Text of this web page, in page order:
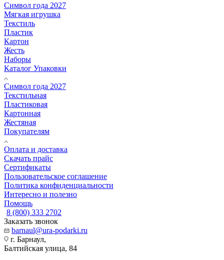
Символ года 2027
Мягкая игрушка
Текстиль
Пластик
Картон
Жесть
Наборы
Каталог Упаковки
Символ года 2027
Текстильная
Пластиковая
Картонная
Жестяная
Покупателям
Оплата и доставка
Скачать прайс
Сертификаты
Пользовательское соглашение
Политика конфиденциальности
Интересно и полезно
Помощь
8 (800) 333 2702
Заказать звонок
barnaul@ura-podarki.ru
г. Барнаул,
Балтийская улица, 84